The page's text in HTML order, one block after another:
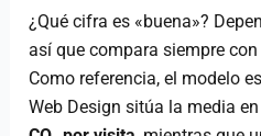
¿Qué cifra es «buena»?
así que compara siempre
Como referencia, el modelo
Web Design sitúa la media